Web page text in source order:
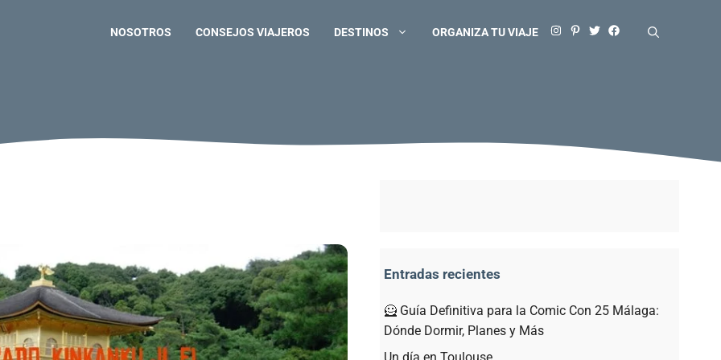
NOSOTROS CONSEJOS VIAJEROS DESTINOS ORGANIZA TU VIAJE
Entradas recientes
🦸 Guía Definitiva para la Comic Con 25 Málaga:
Dónde Dormir, Planes y Más